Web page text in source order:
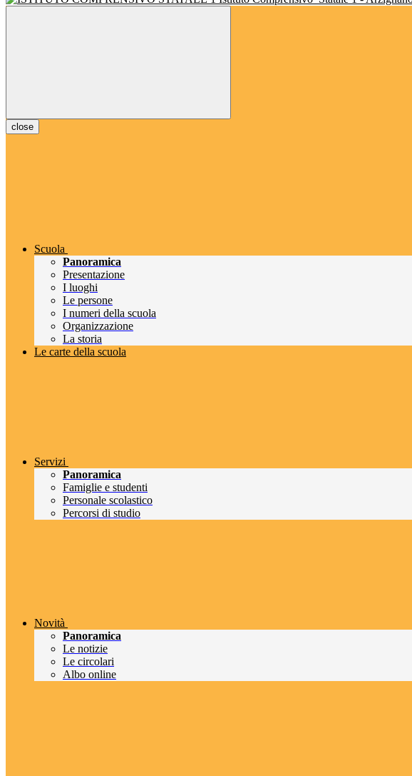
close
Scuola
Panoramica
Presentazione
I luoghi
Le persone
I numeri della scuola
Organizzazione
La storia
Le carte della scuola
Servizi
Panoramica
Famiglie e studenti
Personale scolastico
Percorsi di studio
Novità
Panoramica
Le notizie
Le circolari
Albo online